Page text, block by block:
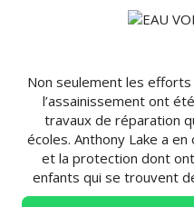
Non seulement les efforts
l’assainissement ont
travaux de réparation
écoles. Anthony Lake a en
et la protection dont
enfants qui se trouvent